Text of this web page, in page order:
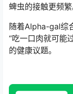
蜱虫的接触更频繁
随着Alpha-gal综
“吃一口肉就可能
的健康议题。